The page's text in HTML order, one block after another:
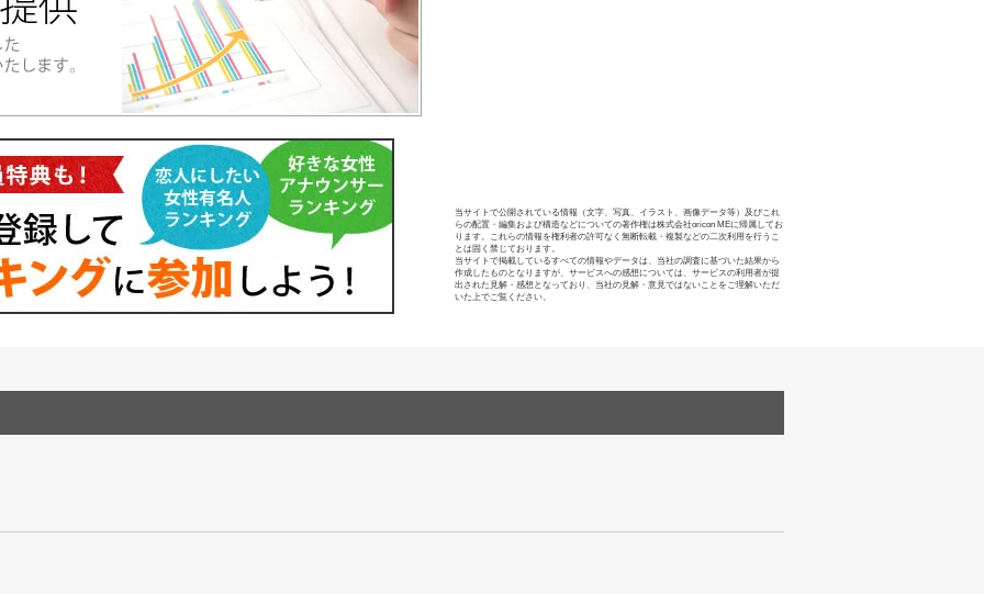
当サイトで公開されている情報（文字、写真、イラスト、画像データ等）及びこれ
らの配置・編集および構造などについての著作権は株式会社oricon MEに帰属してお
ります。これらの情報を権利者の許可なく無断転載・複製などの二次利用を行うこ
とは固く禁じております。
当サイトで掲載しているすべての情報やデータは、当社の調査に基づいた結果から
作成したものとなりますが、サービスへの感想については、サービスの利用者が提
出された見解・感想となっており、当社の見解・意見ではないことをご理解いただ
いた上でご覧ください。